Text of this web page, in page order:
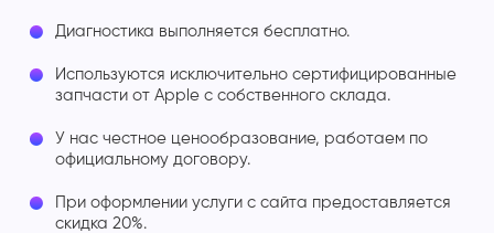
Диагностика выполняется бесплатно.
Используются исключительно сертифицированные
запчасти от Apple с собственного склада.
У нас честное ценообразование, работаем по
официальному договору.
При оформлении услуги с сайта предоставляется
скидка 20%.